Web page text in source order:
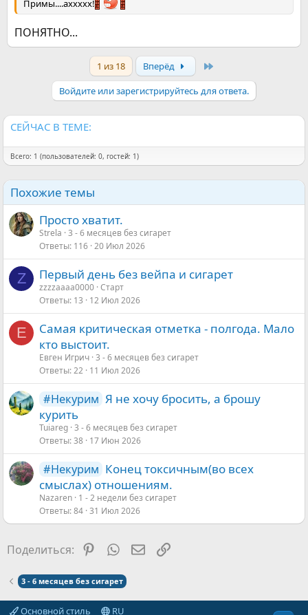
Примы....аххххх!
ПОНЯТНО...
1 из 18 Вперёд
Войдите или зарегистрируйтесь для ответа.
СЕЙЧАС В ТЕМЕ:
Всего: 1 (пользователей: 0, гостей: 1)
Похожие темы
Просто хватит.
Strela 3 - 6 месяцев без сигарет
Ответы 116 20 Июл 2026
Z Первый день без вейпа и сигарет
zzzzaaaa0000 Старт
Ответы 13 12 Июл 2026
Е
Самая критическая отметка - полгода. Мало
кто выстоит.
Евген Игрич 3 - 6 месяцев без сигарет
Ответы 22 11 Июл 2026
#Некурим Я не хочу бросить, а брошу
курить
Tuiareg 3 - 6 месяцев без сигарет
Ответы 38 17 Июн 2026
#Некурим Конец токсичным(во всех
смыслах) отношениям.
Nazaren 1 - 2 недели без сигарет
Ответы 84 31 Июл 2026
Поделиться: Pinterest
WhatsAppЭлектронная почта
Ссылка
3 - 6 месяцев без сигарет
Основной стиль RU